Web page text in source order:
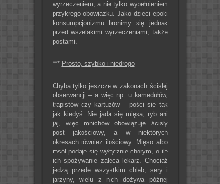
wyrzeczeniem, a nie tylko wypełnieniem
przykrego obowiązku. Jako dzieci epoki
konsumpcjonizmu bronimy się jednak
przed wszelakimi wyrzeczeniami, także
postami.
*** Prosto, szybko i niedrogo
Chyba tylko jeszcze w zakonach ścisłej
obserwancji – a więc np. u kamedułów,
trapistów czy kartuzów – pości się tak
jak kiedyś. Nie jada się mięsa, ryb ani
jaj, więc mnichów obowiązuje ścisły
post jakościowy, a w niektórych
okresach również ilościowy. Mięso albo
rosół podaje się wyłącznie chorym, o ile
ich spożywanie zaleca lekarz. Chociaż
jedzą przede wszystkim chleb, sery i
jarzyny, wielu z nich dożywa późnej